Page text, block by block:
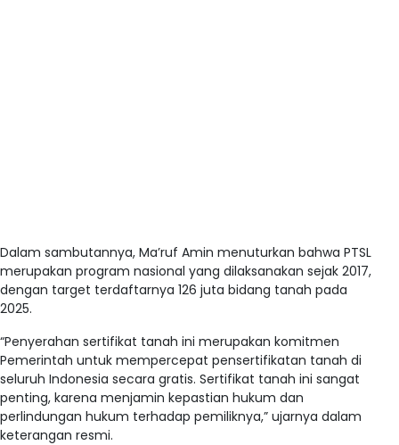
Dalam sambutannya, Ma’ruf Amin menuturkan bahwa PTSL
merupakan program nasional yang dilaksanakan sejak 2017,
dengan target terdaftarnya 126 juta bidang tanah pada
2025.
“Penyerahan sertifikat tanah ini merupakan komitmen
Pemerintah untuk mempercepat pensertifikatan tanah di
seluruh Indonesia secara gratis. Sertifikat tanah ini sangat
penting, karena menjamin kepastian hukum dan
perlindungan hukum terhadap pemiliknya,” ujarnya dalam
keterangan resmi.